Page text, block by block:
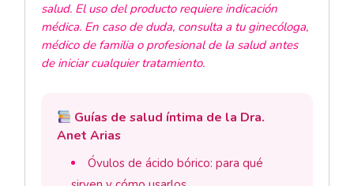
salud. El uso del producto requiere indicación
médica. En caso de duda, consulta a tu ginecóloga,
médico de familia o profesional de la salud antes
de iniciar cualquier tratamiento.
Guías de salud íntima de la Dra.
Anet Arias
Óvulos de ácido bórico: para qué